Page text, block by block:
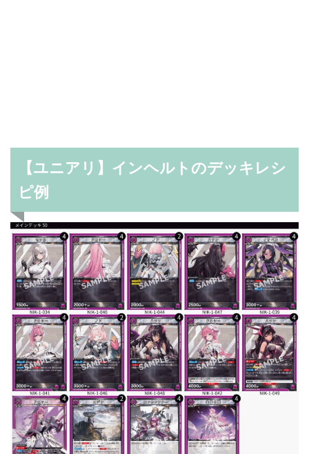
【ユニアリ】インヘルトのデッキレシ
ピ例